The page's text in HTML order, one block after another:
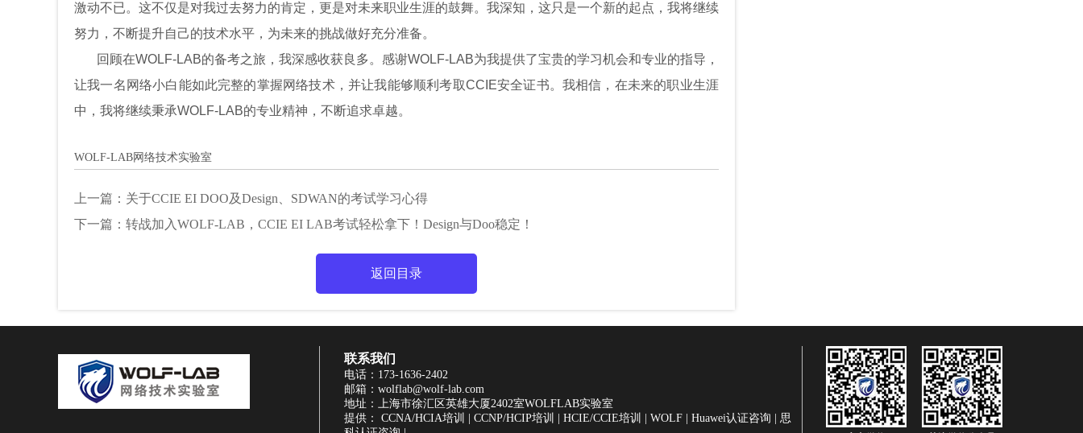
激动不已。这不仅是对我过去努力的肯定，更是对未来职业生涯的鼓舞。我深知，这只是一个新的起点，我将继续
努力，不断提升自己的技术水平，为未来的挑战做好充分准备。
回顾在WOLF-LAB的备考之旅，我深感收获良多。感谢WOLF-LAB为我提供了宝贵的学习机会和专业的指导，
让我一名网络小白能如此完整的掌握网络技术，并让我能够顺利考取CCIE安全证书。我相信，在未来的职业生涯
中，我将继续秉承WOLF-LAB的专业精神，不断追求卓越。
WOLF-LAB网络技术实验室
上一篇： 关于CCIE EI DOO及Design、SDWAN的考试学习心得
下一篇： 转战加入WOLF-LAB，CCIE EI LAB考试轻松拿下！Design与Doo稳定！
返回目录
联系我们
电话：173-1636-2402
邮箱：wolflab@wolf-lab.com
地址：上海市徐汇区英雄大厦2402室WOLFLAB实验室
提供： CCNA/HCIA培训 CCNP/HCIP培训 HCIE/CCIE培训 WOLF Huawei认证咨询
思